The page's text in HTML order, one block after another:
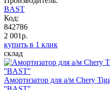
BAST
Код:
842786
2 001р.
купить в 1 клик
склад
Амортизатор для а/м Chery